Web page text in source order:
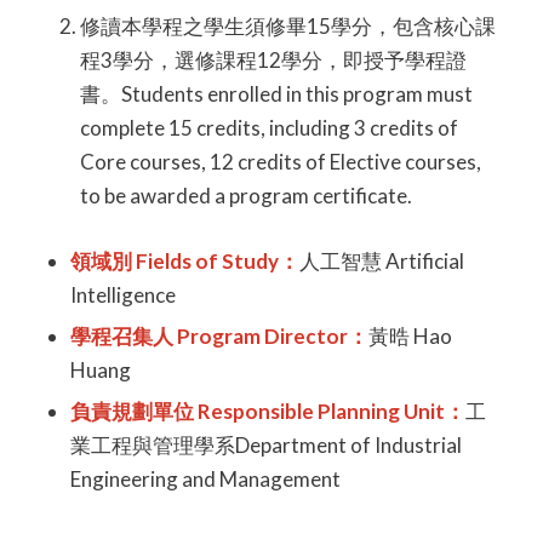
修讀本學程之學生須修畢15學分，包含核心課
程3學分，選修課程12學分，即授予學程證
書。Students enrolled in this program must
complete 15 credits, including 3 credits of
Core courses, 12 credits of Elective courses,
to be awarded a program certificate.
領域別 Fields of Study： 人工智慧 Artificial
Intelligence
學程召集人 Program Director： 黃晧 Hao
Huang
負責規劃單位 Responsible Planning Unit： 工
業工程與管理學系Department of Industrial
Engineering and Management